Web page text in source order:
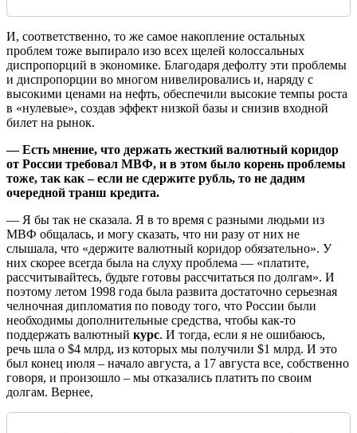
И, соответственно, то же самое накопление остальных
проблем тоже выпирало изо всех щелей колоссальных
диспропорций в экономике. Благодаря дефолту эти проблемы
и диспропорции во многом нивелировались и, наряду с
высокими ценами на нефть, обеспечили высокие темпы роста
в «нулевые», создав эффект низкой базы и снизив входной
билет на рынок.
— Есть мнение, что держать жесткий валютный коридор
от России требовал МВФ, и в этом было корень проблемы
тоже, так как – если не сдержите рубль, то не дадим
очередной транш кредита.
— Я бы так не сказала. Я в то время с разными людьми из
МВФ общалась, и могу сказать, что ни разу от них не
слышала, что «держите валютный коридор обязательно». У
них скорее всегда была на слуху проблема — «платите,
рассчитывайтесь, будьте готовы рассчитаться по долгам». И
поэтому летом 1998 года была развита достаточно серьезная
челночная дипломатия по поводу того, что России были
необходимы дополнительные средства, чтобы как-то
поддержать валютный курс. И тогда, если я не ошибаюсь,
речь шла о $4 млрд, из которых мы получили $1 млрд. И это
был конец июля – начало августа, а 17 августа все, собственно
говоря, и произошло – мы отказались платить по своим
долгам. Вернее,